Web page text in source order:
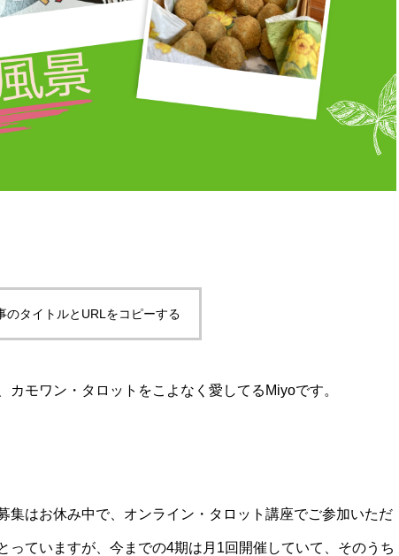
のタイトルとURLをコピーする
モワン・タロットをこよなく愛してるMiyoです。
集はお休み中で、オンライン・タロット講座でご参加いただ
っていますが、今までの4期は月1回開催していて、そのうち